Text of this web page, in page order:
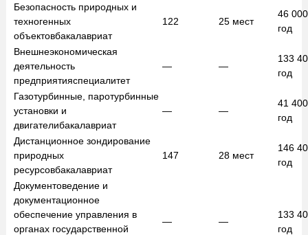
Безопасность природных и
техногенных
объектовбакалавриат
122 25 мест
46
год
Внешнеэкономическая
деятельность
предприятияспециалитет
— —
133
год
Газотурбинные, паротурбинные
установки и
двигателибакалавриат
— —
41
год
Дистанционное зондирование
природных
ресурсовбакалавриат
147 28 мест
146
год
Документоведение и
документационное
обеспечение управления в
органах государственной
— —
133
год